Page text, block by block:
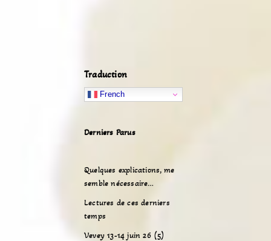
Traduction
French
Derniers Parus
Quelques explications, me
semble nécessaire…
Lectures de ces derniers
temps
Vevey 13-14 juin 26 (5)